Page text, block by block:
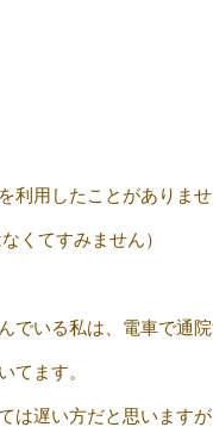
利用したことがありませ
くてすみません）
でいる私は、電車で通院
てます。
は遅い方だと思いますが